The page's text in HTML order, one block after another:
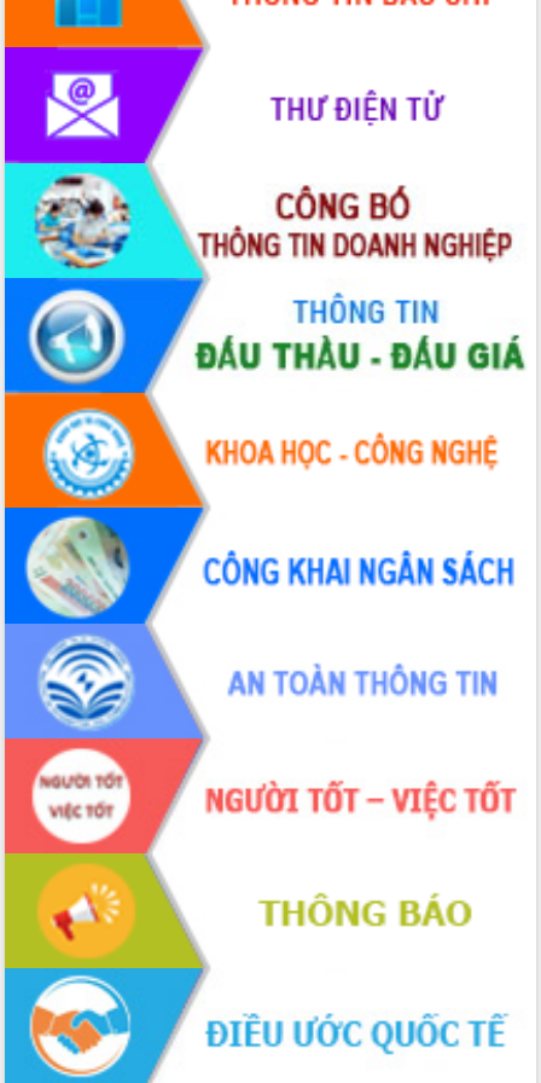
Rà soát, hoàn thiện hệ thống thiết chế
văn hóa, thể thao đáp ứng yêu cầu
phát triển mới
Thường trực HĐND tỉnh Đắk Lắk gặp
mặt Đoàn chuyên gia y tế TP. Hồ Chí
Lễ truy điệu và an táng hài cốt liệt sĩ
tại Nghĩa trang Liệt sĩ xã Sơn Hòa
Bàn giải pháp tháo gỡ khó khăn trong
xuất khẩu sầu riêng và triển khai quy
định EUDR
Thứ trưởng Bộ Nông nghiệp và Môi
trường Nguyễn Hoàng Hiệp khảo sát
vùng trồng và doanh nghiệp đóng gói
sầu riêng tại Đắk Lắk
Trình diễn nghệ thuật chế biến các
món ăn từ sầu riêng
Đắk Lắk công bố Quy hoạch và xúc
tiến đầu tư tỉnh
Ngành cá ngừ Đắk Lắk chủ động thích
ứng để giữ vững thị trường xuất khẩu
Diễn đàn Kinh tế tư nhân Việt Nam đột
phá cơ chế - Hợp tác công tư
Đề án 06 tạo bước ngoặt đột phá trong
cải cách hành chính tỉnh Đắk Lắk
Kết nối tour, đẩy mạnh chuyển đổi số
để phát triển du lịch Đắk Lắk
Khởi động Dự án Đầu tư xây dựng hạ
tầng kỹ thuật Cụm công nghiệp Tân
Tiến
Gặp mặt các cơ quan báo chí nhân Kỷ
niệm 101 năm Ngày Báo chí Cách
mạng Việt Nam
Đắk Lắk sơ kết 4 năm triển khai thực
hiện Đề án 06 của Chính phủ
Họp báo thông tin về Hội nghị Công bố
Quy hoạch và Xúc tiến đầu tư tỉnh Đắk
Lắk
Khơi thông điểm nghẽn, đẩy nhanh
giải ngân vốn khắc phục thiên tai